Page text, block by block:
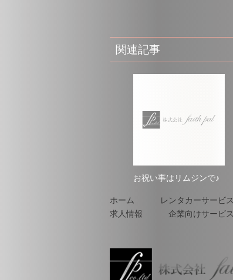
関連記事
お祝い事はリムジンで♪
ホーム レンタカーサービス
求人情報
企業向けサービス